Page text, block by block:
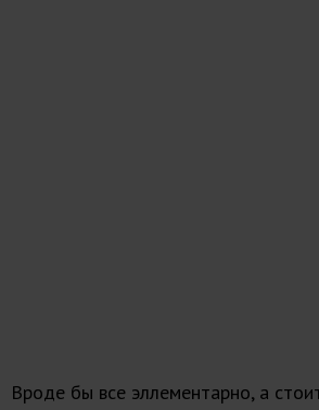
Вроде бы все эллементарно, а